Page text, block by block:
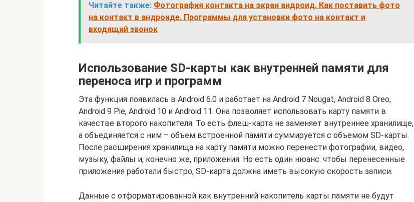
Читайте также: Фотография контакта на экран андроид. Как поставить фото
на контакт в андроиде. Программы для установки фото на контакт и
входящий звонок
Использование SD-карты как внутренней памяти для
переноса игр и программ
Эта функция появилась в Android 6.0 и работает на Android 7 Nougat, Android 8 Oreo,
Android 9 Pie, Android 10 и Android 11. Она позволяет использовать карту памяти в
качестве второго накопителя. То есть флеш-карта не заменяет внутреннее хранилище,
а объединяется с ним – объем встроенной памяти суммируется с объемом SD-карты.
После расширения хранилища на карту памяти можно перенести фотографии, видео,
музыку, файлы и, конечно же, приложения. Но есть один нюанс: чтобы перенесенные
приложения работали быстро, SD-карта должна иметь высокую скорость записи.
Данные с отформатированной как внутренний накопитель карты памяти не будут